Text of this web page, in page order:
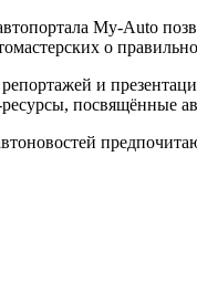
My-Auto
о
и
посвящённые